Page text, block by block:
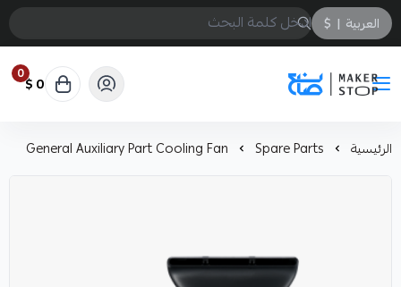
العربية |
$
صانع
0 0 $
الرئيسية Spare Parts
General Auxiliary Part Cooling Fan